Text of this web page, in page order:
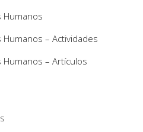
Humanos
– Actividades
– Artículos